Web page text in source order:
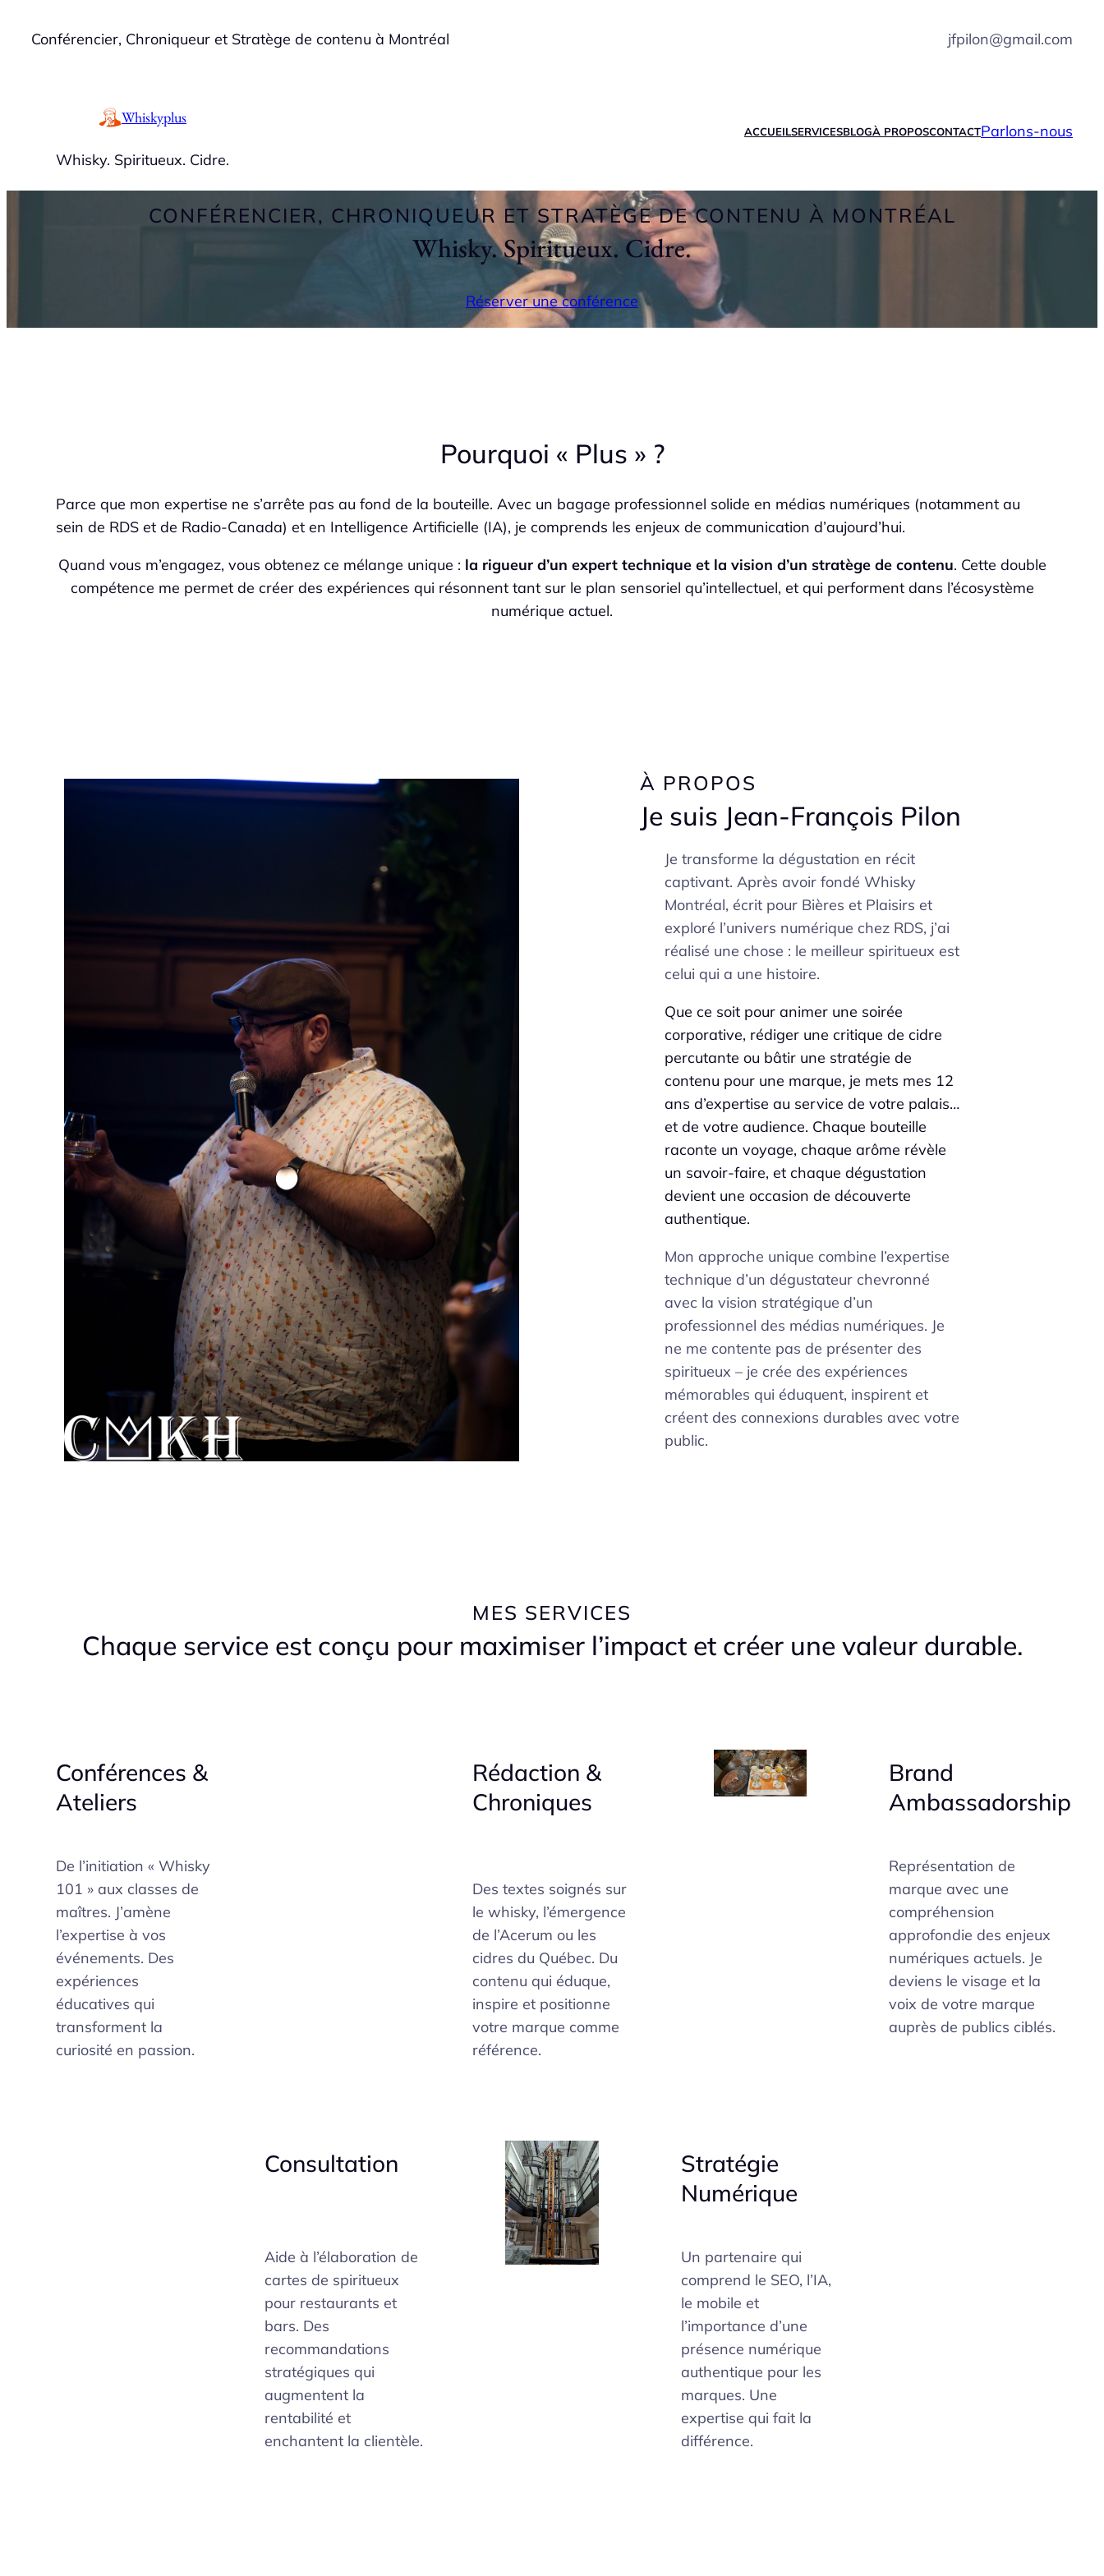
Conférencier, Chroniqueur et Stratège de contenu à Montréal jfpilon@gmail.com
Whiskyplus
Whisky. Spiritueux. Cidre.
ACCUEILSERVICESBLOGÀ PROPOSCONTACTParlons-nous
CONFÉRENCIER, CHRONIQUEUR ET STRATÈGE DE CONTENU À MONTRÉAL
Whisky. Spiritueux. Cidre.
Réserver une conférence
Pourquoi « Plus » ?
Parce que mon expertise ne s’arrête pas au fond de la bouteille. Avec un bagage professionnel solide en médias numériques (notamment au
sein de RDS et de Radio-Canada) et en Intelligence Artificielle (IA), je comprends les enjeux de communication d’aujourd’hui.
Quand vous m’engagez, vous obtenez ce mélange unique : la rigueur d’un expert technique et la vision d’un stratège de contenu. Cette double
compétence me permet de créer des expériences qui résonnent tant sur le plan sensoriel qu’intellectuel, et qui performent dans l’écosystème
numérique actuel.
À PROPOS
Je suis Jean-François Pilon
Je transforme la dégustation en récit
captivant. Après avoir fondé Whisky
Montréal, écrit pour Bières et Plaisirs et
exploré l’univers numérique chez RDS, j’ai
réalisé une chose : le meilleur spiritueux est
celui qui a une histoire.
Que ce soit pour animer une soirée
corporative, rédiger une critique de cidre
percutante ou bâtir une stratégie de
contenu pour une marque, je mets mes 12
ans d’expertise au service de votre palais…
et de votre audience. Chaque bouteille
raconte un voyage, chaque arôme révèle
un savoir-faire, et chaque dégustation
devient une occasion de découverte
authentique.
Mon approche unique combine l’expertise
technique d’un dégustateur chevronné
avec la vision stratégique d’un
professionnel des médias numériques. Je
ne me contente pas de présenter des
spiritueux – je crée des expériences
mémorables qui éduquent, inspirent et
créent des connexions durables avec votre
public.
MES SERVICES
Chaque service est conçu pour maximiser l’impact et créer une valeur durable.
Conférences &
Ateliers
De l’initiation « Whisky
101 » aux classes de
maîtres. J’amène
l’expertise à vos
événements. Des
expériences
éducatives qui
transforment la
curiosité en passion.
Rédaction &
Chroniques
Des textes soignés sur
le whisky, l’émergence
de l’Acerum ou les
cidres du Québec. Du
contenu qui éduque,
inspire et positionne
votre marque comme
référence.
Brand
Ambassadorship
Représentation de
marque avec une
compréhension
approfondie des enjeux
numériques actuels. Je
deviens le visage et la
voix de votre marque
auprès de publics ciblés.
Consultation
Aide à l’élaboration de
cartes de spiritueux
pour restaurants et
bars. Des
recommandations
stratégiques qui
augmentent la
rentabilité et
enchantent la clientèle.
Stratégie
Numérique
Un partenaire qui
comprend le SEO, l’IA,
le mobile et
l’importance d’une
présence numérique
authentique pour les
marques. Une
expertise qui fait la
différence.